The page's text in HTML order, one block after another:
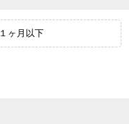
１ヶ月以下